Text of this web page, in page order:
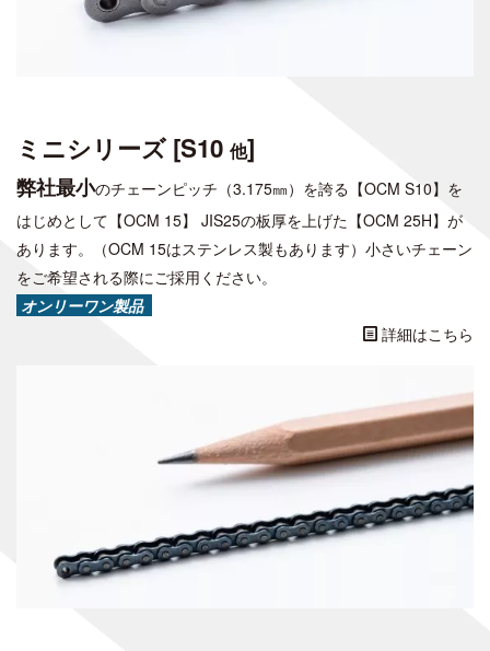
ミニシリーズ [S10 他]
弊社最小のチェーンピッチ（3.175㎜）を誇る【OCM S10】を
はじめとして【OCM 15】 JIS25の板厚を上げた【OCM 25H】が
あります。（OCM 15はステンレス製もあります） 小さいチェーン
をご希望される際にご採用ください。
オンリーワン製品
詳細はこちら